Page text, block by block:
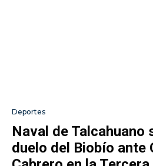
Deportes
Naval de Talcahuano
duelo del Biobío ante